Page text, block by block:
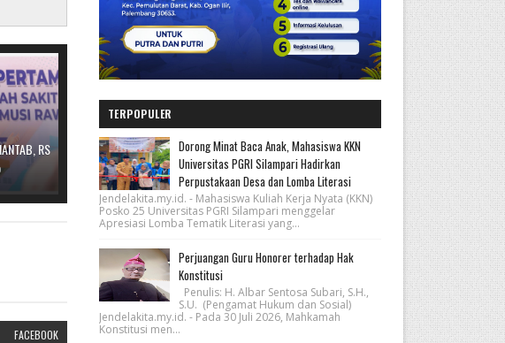
RS
FACEBOOK
TERPOPULER
Dorong Minat Baca Anak, Mahasiswa KKN
Universitas PGRI Silampari Hadirkan
Perpustakaan Desa dan Lomba Literasi
Jendelakita.my.id. - Mahasiswa Kuliah Kerja Nyata (KKN)
Posko 25 Universitas PGRI Silampari menggelar
Apresiasi Lomba Tematik Literasi yang...
Perjuangan Guru Honorer terhadap Hak
Konstitusi
Penulis: H. Albar Sentosa Subari, S.H.,
S.U. (Pengamat Hukum dan Sosial)
Jendelakita.my.id. - Pada 30 Juli 2026, Mahkamah
Konstitusi men...